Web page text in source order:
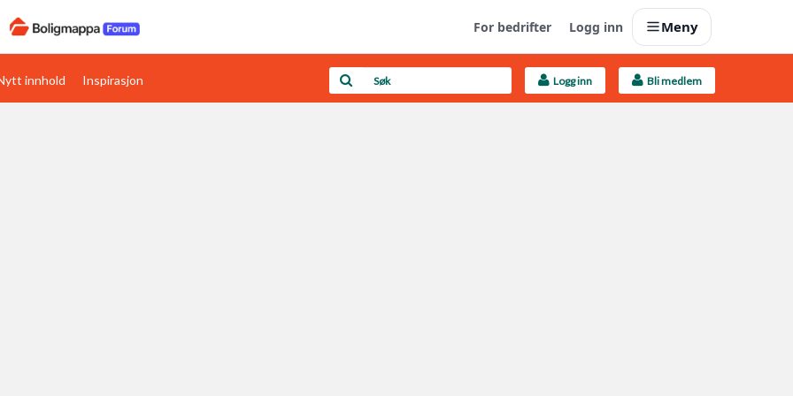
For bedrifter Logg inn Meny
Boligens papirer Last opp selv
innhold Inspirasjon Logg inn Bli medlem